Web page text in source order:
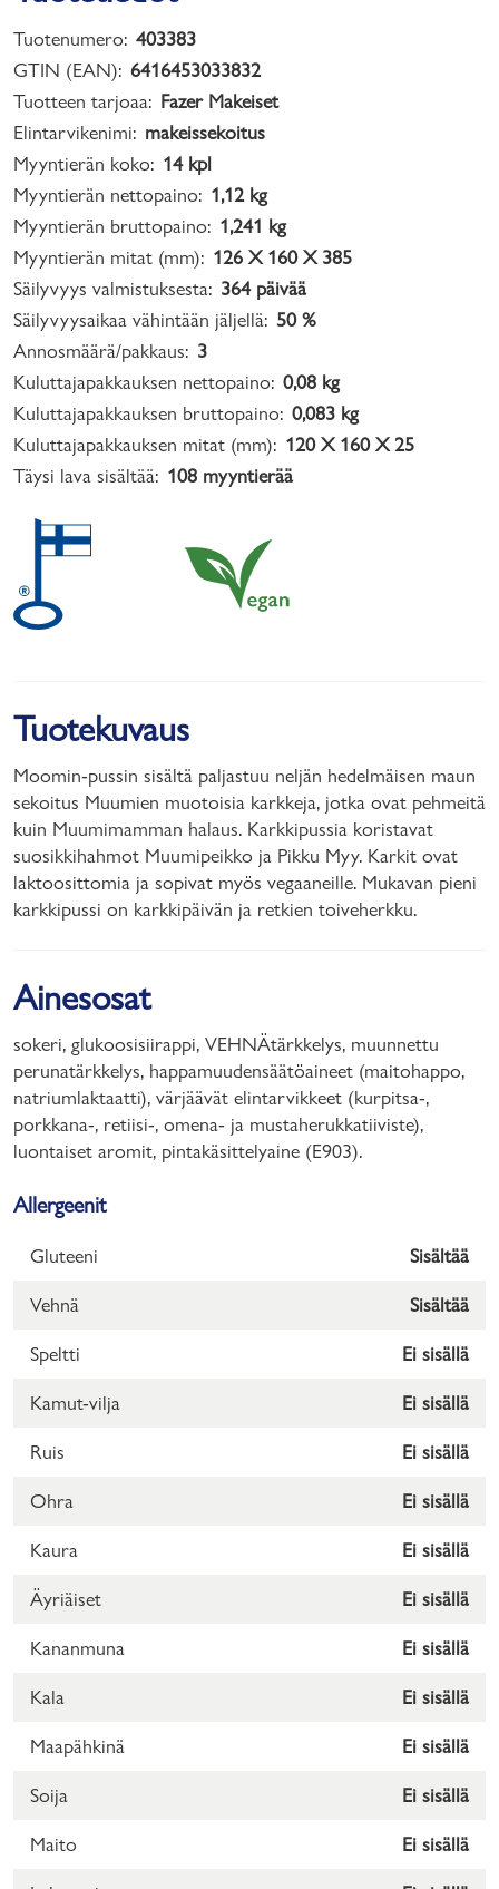
Tuotenumero: 403383
GTIN (EAN): 6416453033832
Tuotteen tarjoaa: Fazer Makeiset
Elintarvikenimi: makeissekoitus
Myyntierän koko: 14 kpl
Myyntierän nettopaino: 1,12 kg
Myyntierän bruttopaino: 1,241 kg
Myyntierän mitat (mm): 126 X 160 X 385
Säilyvyys valmistuksesta: 364 päivää
Säilyvyysaikaa vähintään jäljellä: 50 %
Annosmäärä/pakkaus: 3
Kuluttajapakkauksen nettopaino: 0,08 kg
Kuluttajapakkauksen bruttopaino: 0,083 kg
Kuluttajapakkauksen mitat (mm): 120 X 160 X 25
Täysi lava sisältää: 108 myyntierää
Tuotekuvaus
Moomin-pussin sisältä paljastuu neljän hedelmäisen maun
sekoitus Muumien muotoisia karkkeja, jotka ovat pehmeitä
kuin Muumimamman halaus. Karkkipussia koristavat
suosikkihahmot Muumipeikko ja Pikku Myy. Karkit ovat
laktoosittomia ja sopivat myös vegaaneille. Mukavan pieni
karkkipussi on karkkipäivän ja retkien toiveherkku.
Ainesosat
sokeri, glukoosisiirappi, VEHNÄtärkkelys, muunnettu
perunatärkkelys, happamuudensäätöaineet (maitohappo,
natriumlaktaatti), värjäävät elintarvikkeet (kurpitsa-,
porkkana-, retiisi-, omena- ja mustaherukkatiiviste),
luontaiset aromit, pintakäsittelyaine (E903).
Allergeenit
Gluteeni Sisältää
Vehnä Sisältää
Speltti Ei sisällä
Kamut-vilja Ei sisällä
Ruis Ei sisällä
Ohra Ei sisällä
Kaura Ei sisällä
Äyriäiset Ei sisällä
Kananmuna Ei sisällä
Kala Ei sisällä
Maapähkinä Ei sisällä
Soija Ei sisällä
Maito Ei sisällä